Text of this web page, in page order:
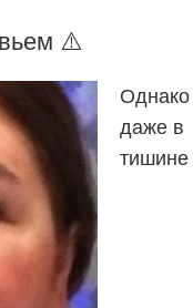
⚠️
Однако
даже в
тишине